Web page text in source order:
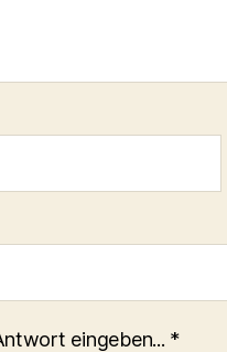
eingeben... *